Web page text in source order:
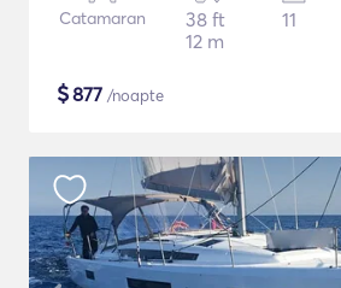
Catamaran
38 ft
12 m
11
$877 /noapte